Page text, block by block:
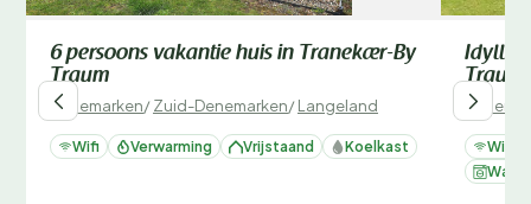
6 persoons vakantie huis in Tranekær-By
Traum
Denemarken/Zuid-Denemarken/Langeland
Wifi Verwarming Vrijstaand Koelkast
Traum
Wifi